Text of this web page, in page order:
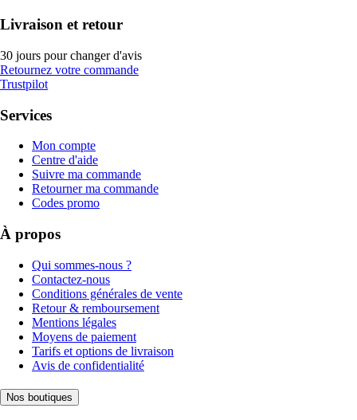
Livraison et retour
30 jours pour changer d'avis
Retournez votre commande
Trustpilot
Services
Mon compte
Centre d'aide
Suivre ma commande
Retourner ma commande
Codes promo
À propos
Qui sommes-nous ?
Contactez-nous
Conditions générales de vente
Retour & remboursement
Mentions légales
Moyens de paiement
Tarifs et options de livraison
Avis de confidentialité
Nos boutiques